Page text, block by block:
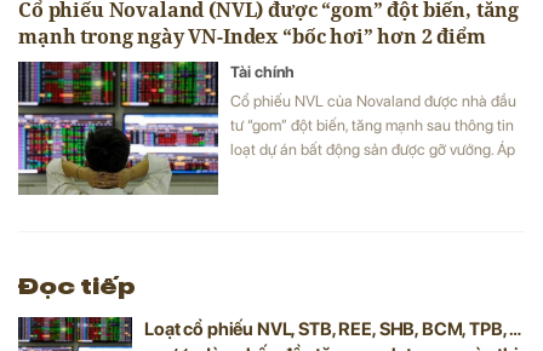
Cổ phiếu Novaland (NVL) được “gom” đột biến, tăng
mạnh trong ngày VN-Index “bốc hơi” hơn 2 điểm
Tài chính
Cổ phiếu NVL của Novaland được nhà đầu
tư “gom” đột biến, tăng mạnh sau thông tin
loạt dự án bất động sản được gỡ vướng. Áp
Đọc tiếp
Loạt cổ phiếu NVL, STB, REE, SHB, BCM, TPB, …